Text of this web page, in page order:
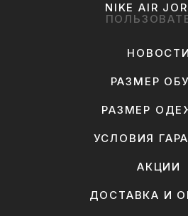
NIKE AIR
НОВОСТИ
РАЗМЕР
РАЗМЕР
УСЛОВИЯ
АКЦИИ
ДОСТАВКА И